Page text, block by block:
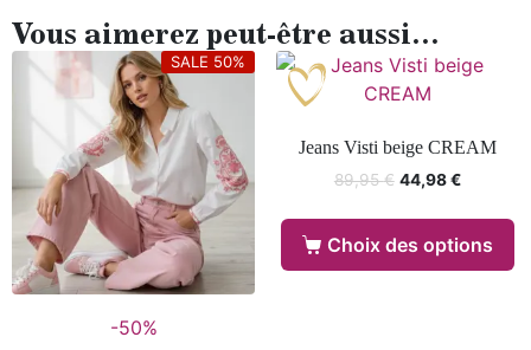
Vous aimerez peut-être aussi…
-50%
SALE 50%
Jeans Visti beige CREAM
89,95€ 44,98€
Choix des options